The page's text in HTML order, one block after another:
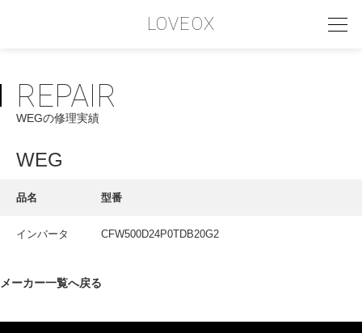
LOVEOX
PHILOSOPHY
フィロソフィー
COMPANY PROFILE
INTERVIEW
REPAIR
WEGの修理実績
WEG
品名 型番
インバータ CFW500D24P0TDB20G2
メーカー一覧へ戻る